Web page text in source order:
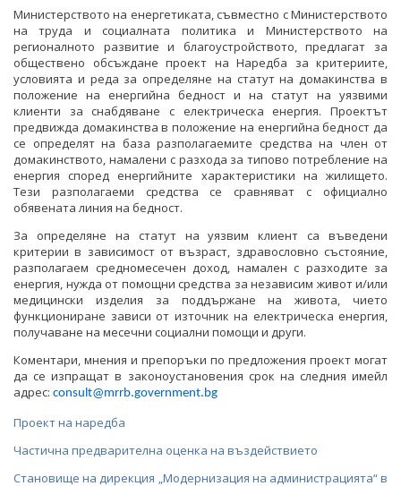
ЗАВЪРШИЛИ ПРОЦЕДУРИ ЗА ОБЩЕСТВЕНО
ОБСЪЖДАНЕ
ИНТЕРВЮТА
ПАРЛАМЕНТАРЕН КОНТРОЛ
ФОТОГАЛЕРИЯ
ВИДЕОГАЛЕРИЯ
Министерството на енергетиката, съвместно с Министерството
на труда и социалната политика и Министерството на
регионалното развитие и благоустройството, предлагат за
обществено обсъждане проект на Наредба за критериите,
условията и реда за определяне на статут на домакинства в
положение на енергийна бедност и на статут на уязвими
клиенти за снабдяване с електрическа енергия. Проектът
предвижда домакинства в положение на енергийна бедност да
се определят на база разполагаемите средства на член от
домакинството, намалени с разхода за типово потребление на
енергия според енергийните характеристики на жилището.
Тези разполагаеми средства се сравняват с официално
обявената линия на бедност.
За определяне на статут на уязвим клиент са въведени
критерии в зависимост от възраст, здравословно състояние,
разполагаем средномесечен доход, намален с разходите за
енергия, нужда от помощни средства за независим живот и/или
медицински изделия за поддържане на живота, чието
функциониране зависи от източник на електрическа енергия,
получаване на месечни социални помощи и други.
Коментари, мнения и препоръки по предложения проект могат
да се изпращат в законоустановения срок на следния имейл
адрес: consult@mrrb.government.bg
Проект на наредба
Частична предварителна оценка на въздействието
Становище на дирекция „Модернизация на администрацията“ в